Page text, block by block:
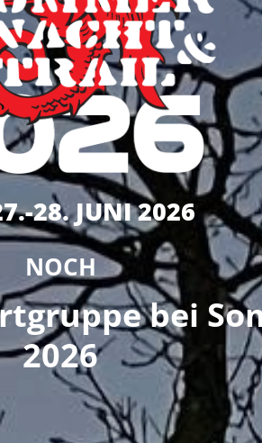
28. JUNI 2026
NOCH
bei
2026